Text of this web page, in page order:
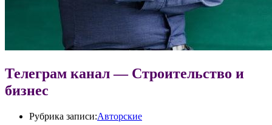
Телеграм канал — Строительство и
бизнес
Рубрика записи:Авторские